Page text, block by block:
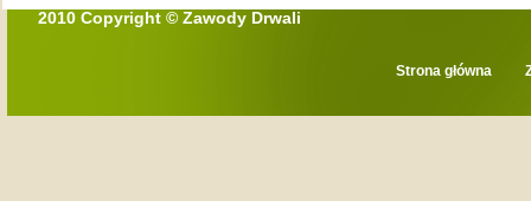
2010 Copyright © Zawody Drwali
Strona główna